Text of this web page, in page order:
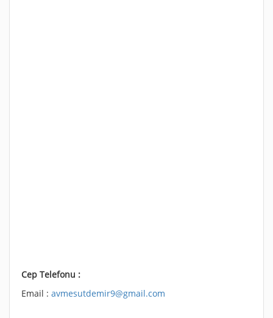
Cep Telefonu :
Email : avmesutdemir9@gmail.com